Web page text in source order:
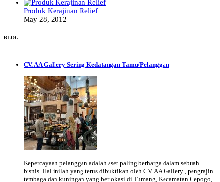
Produk Kerajinan Relief
May 28, 2012
BLOG
CV. AA Gallery Sering Kedatangan Tamu/Pelanggan
Kepercayaan pelanggan adalah aset paling berharga dalam sebuah
bisnis. Hal inilah yang terus dibuktikan oleh CV. AA Gallery , pengrajin
tembaga dan kuningan yang berlokasi di Tumang, Kecamatan Cepogo,